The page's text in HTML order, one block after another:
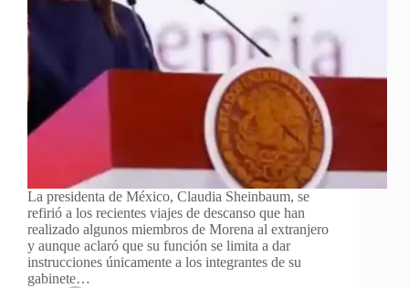
La presidenta de México, Claudia Sheinbaum, se
refirió a los recientes viajes de descanso que han
realizado algunos miembros de Morena al extranjero
y aunque aclaró que su función se limita a dar
instrucciones únicamente a los integrantes de su
gabinete…